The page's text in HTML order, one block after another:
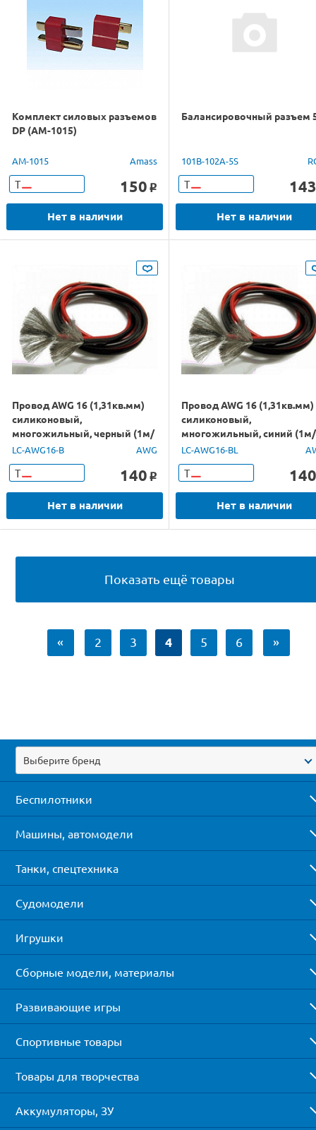
Комплект силовых разъемов
DP (AM-1015)
AM-1015 Amass
Т 150 o
Нет в наличии
Балансировочный разъем
101B-102A-5S
Т 143
Нет в наличии
Провод AWG 16 (1,31кв.мм)
силиконовый,
многожильный, черный (1м/
п)
LC-AWG16-B AWG
Т 140 o
Нет в наличии
Провод AWG 16 (1,31кв.мм)
силиконовый,
многожильный, синий
LC-AWG16-BL
Т 140
Нет в наличии
Показать ещё товары
« 2 3 4 5 6 »
Выберите бренд
Беспилотники
Машины, автомодели
Танки, спецтехника
Судомодели
Игрушки
Сборные модели, материалы
Развивающие игры
Спортивные товары
Товары для творчества
Аккумуляторы, ЗУ